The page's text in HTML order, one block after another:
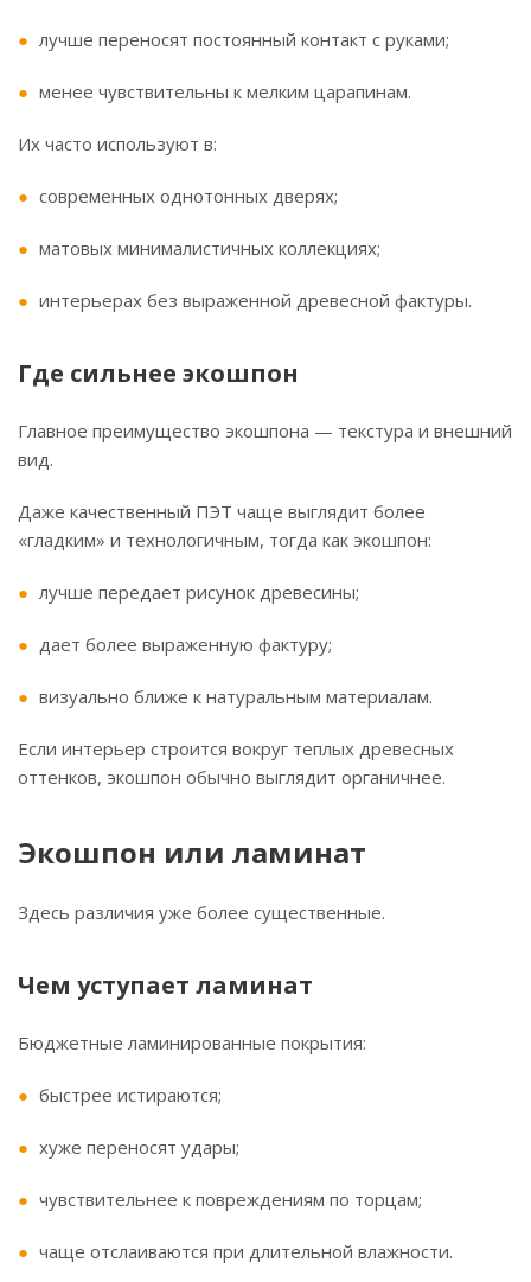
лучше переносят постоянный контакт с руками;
менее чувствительны к мелким царапинам.
Их часто используют в:
современных однотонных дверях;
матовых минималистичных коллекциях;
интерьерах без выраженной древесной фактуры.
Где сильнее экошпон
Главное преимущество экошпона — текстура и внешний
вид.
Даже качественный ПЭТ чаще выглядит более
«гладким» и технологичным, тогда как экошпон:
лучше передает рисунок древесины;
дает более выраженную фактуру;
визуально ближе к натуральным материалам.
Если интерьер строится вокруг теплых древесных
оттенков, экошпон обычно выглядит органичнее.
Экошпон или ламинат
Здесь различия уже более существенные.
Чем уступает ламинат
Бюджетные ламинированные покрытия:
быстрее истираются;
хуже переносят удары;
чувствительнее к повреждениям по торцам;
чаще отслаиваются при длительной влажности.